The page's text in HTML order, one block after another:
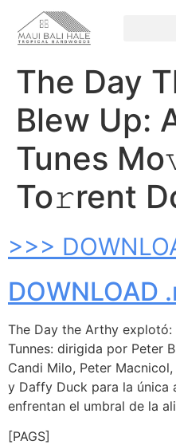
The Day
Blew Up:
Tunes
To𝚛rent
>>>
DOWNLOAD
The Day the Arthy explotó:
Tunnes: dirigida por Peter
Candi Milo, Peter
y Daffy Duck para la única
enfrentan el umbral de la
[PAGS]